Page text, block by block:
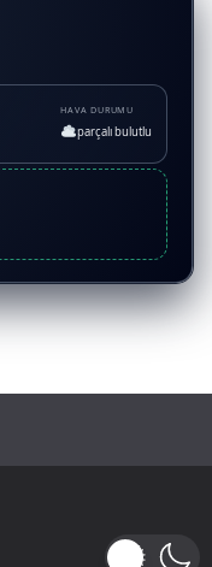
HAVA DURUMU
parçalı bulutlu